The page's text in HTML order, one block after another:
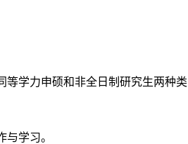
等学力申硕和非全日制研究生两种类
学习。